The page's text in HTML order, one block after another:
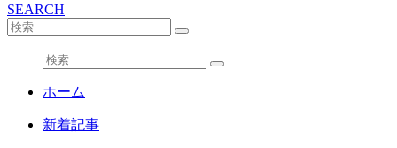
SEARCH
ホーム
新着記事